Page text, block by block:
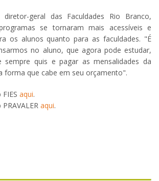
diretor-geral das Faculdades Rio Branco,
se tornaram mais acessíveis e
os alunos quanto para as faculdades. "É
no aluno, que agora pode estudar,
quis e pagar as mensalidades da
forma que cabe em seu orçamento".
aqui.
aqui.